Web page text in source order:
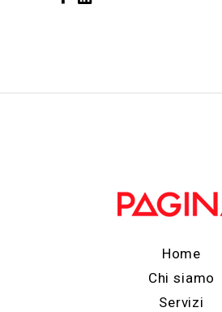
Home
Chi siamo
Servizi